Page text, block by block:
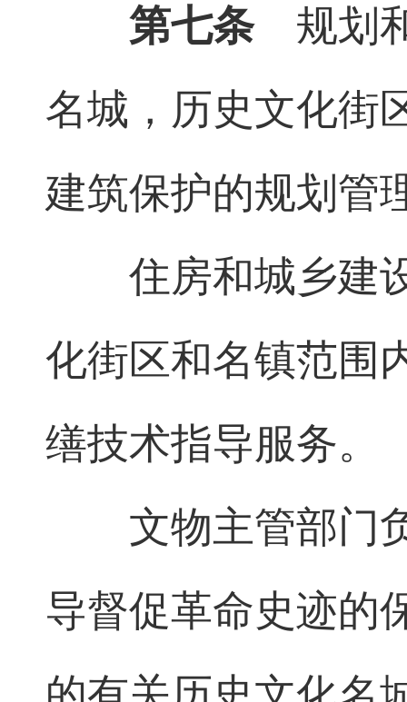
第七条规划和
名城，历史文化街
建筑保护的规划管
住房和城乡建
化街区和名镇范围
缮技术指导服务。
文物主管部门
导督促革命史迹的